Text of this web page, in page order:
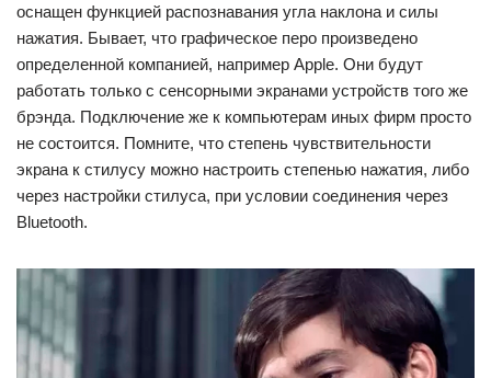
оснащен функцией распознавания угла наклона и силы
нажатия. Бывает, что графическое перо произведено
определенной компанией, например Apple. Они будут
работать только с сенсорными экранами устройств того же
брэнда. Подключение же к компьютерам иных фирм просто
не состоится. Помните, что степень чувствительности
экрана к стилусу можно настроить степенью нажатия, либо
через настройки стилуса, при условии соединения через
Bluetooth.